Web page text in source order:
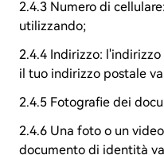
2.4.3 Numero di
utilizzando;
2.4.4 Indirizzo:
il tuo indirizzo postale
2.4.5 Fotografie dei
2.4.6 Una foto o un
documento di identità